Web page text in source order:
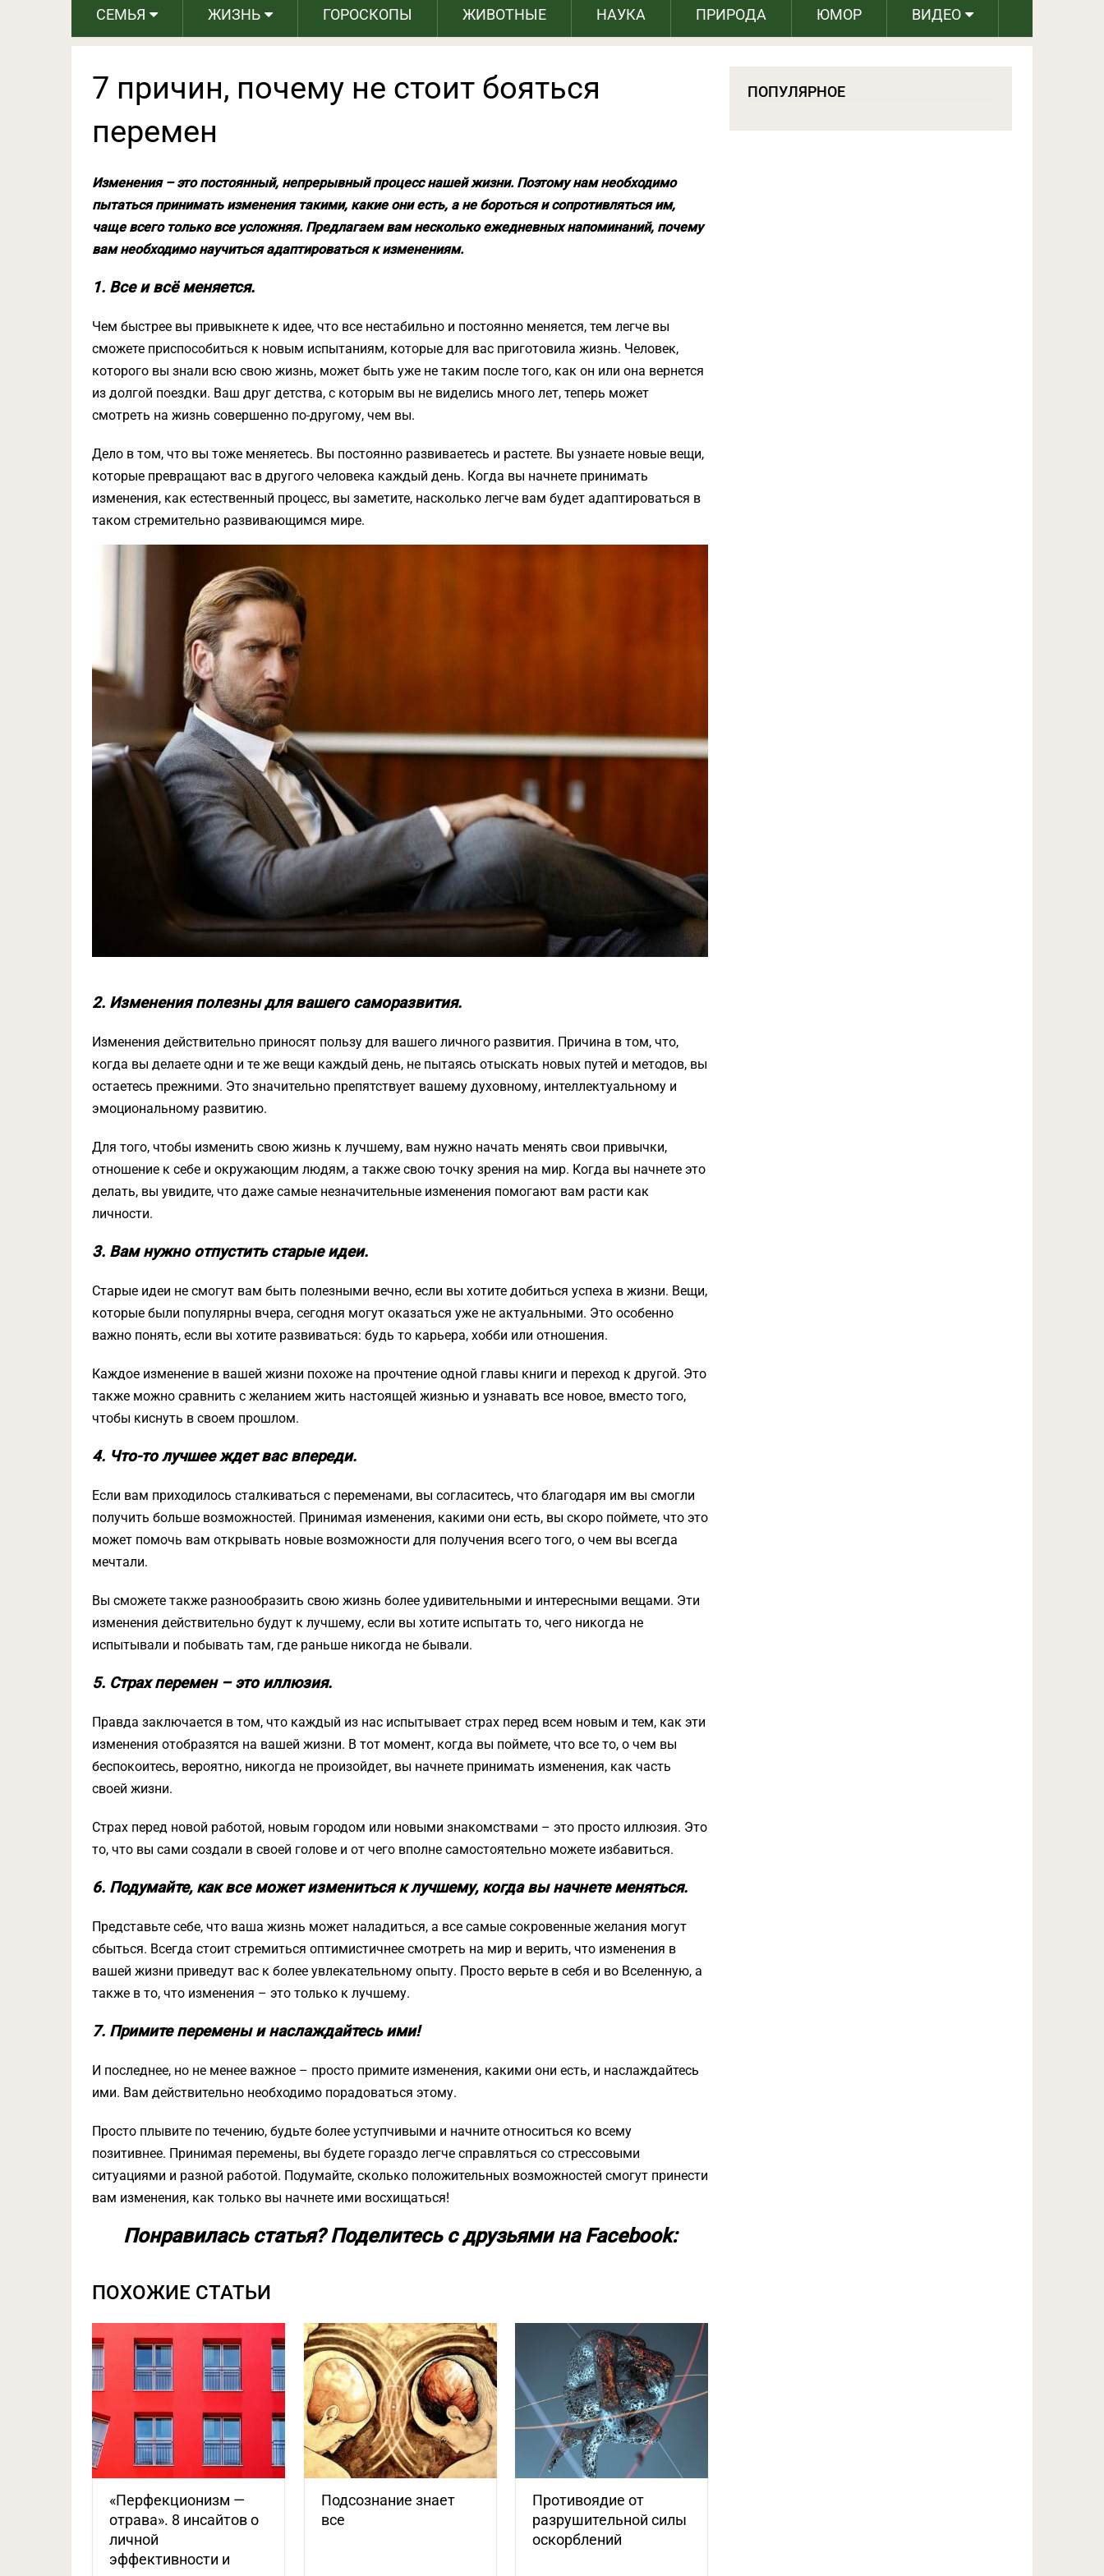
СЕМЬЯ ЖИЗНЬ ГОРОСКОПЫ ЖИВОТНЫЕ НАУКА ПРИРОДА ЮМОР ВИДЕО
7 причин, почему не стоит бояться
перемен
Изменения – это постоянный, непрерывный процесс нашей жизни. Поэтому нам необходимо
пытаться принимать изменения такими, какие они есть, а не бороться и сопротивляться им,
чаще всего только все усложняя. Предлагаем вам несколько ежедневных напоминаний, почему
вам необходимо научиться адаптироваться к изменениям.
1. Все и всё меняется.
Чем быстрее вы привыкнете к идее, что все нестабильно и постоянно меняется, тем легче вы
сможете приспособиться к новым испытаниям, которые для вас приготовила жизнь. Человек,
которого вы знали всю свою жизнь, может быть уже не таким после того, как он или она вернется
из долгой поездки. Ваш друг детства, с которым вы не виделись много лет, теперь может
смотреть на жизнь совершенно по-другому, чем вы.
Дело в том, что вы тоже меняетесь. Вы постоянно развиваетесь и растете. Вы узнаете новые вещи,
которые превращают вас в другого человека каждый день. Когда вы начнете принимать
изменения, как естественный процесс, вы заметите, насколько легче вам будет адаптироваться в
таком стремительно развивающимся мире.
2. Изменения полезны для вашего саморазвития.
Изменения действительно приносят пользу для вашего личного развития. Причина в том, что,
когда вы делаете одни и те же вещи каждый день, не пытаясь отыскать новых путей и методов, вы
остаетесь прежними. Это значительно препятствует вашему духовному, интеллектуальному и
эмоциональному развитию.
Для того, чтобы изменить свою жизнь к лучшему, вам нужно начать менять свои привычки,
отношение к себе и окружающим людям, а также свою точку зрения на мир. Когда вы начнете это
делать, вы увидите, что даже самые незначительные изменения помогают вам расти как
личности.
3. Вам нужно отпустить старые идеи.
Старые идеи не смогут вам быть полезными вечно, если вы хотите добиться успеха в жизни. Вещи,
которые были популярны вчера, сегодня могут оказаться уже не актуальными. Это особенно
важно понять, если вы хотите развиваться: будь то карьера, хобби или отношения.
Каждое изменение в вашей жизни похоже на прочтение одной главы книги и переход к другой. Это
также можно сравнить с желанием жить настоящей жизнью и узнавать все новое, вместо того,
чтобы киснуть в своем прошлом.
4. Что-то лучшее ждет вас впереди.
Если вам приходилось сталкиваться с переменами, вы согласитесь, что благодаря им вы смогли
получить больше возможностей. Принимая изменения, какими они есть, вы скоро поймете, что это
может помочь вам открывать новые возможности для получения всего того, о чем вы всегда
мечтали.
Вы сможете также разнообразить свою жизнь более удивительными и интересными вещами. Эти
изменения действительно будут к лучшему, если вы хотите испытать то, чего никогда не
испытывали и побывать там, где раньше никогда не бывали.
5. Страх перемен – это иллюзия.
Правда заключается в том, что каждый из нас испытывает страх перед всем новым и тем, как эти
изменения отобразятся на вашей жизни. В тот момент, когда вы поймете, что все то, о чем вы
беспокоитесь, вероятно, никогда не произойдет, вы начнете принимать изменения, как часть
своей жизни.
Страх перед новой работой, новым городом или новыми знакомствами – это просто иллюзия. Это
то, что вы сами создали в своей голове и от чего вполне самостоятельно можете избавиться.
6. Подумайте, как все может измениться к лучшему, когда вы начнете меняться.
Представьте себе, что ваша жизнь может наладиться, а все самые сокровенные желания могут
сбыться. Всегда стоит стремиться оптимистичнее смотреть на мир и верить, что изменения в
вашей жизни приведут вас к более увлекательному опыту. Просто верьте в себя и во Вселенную, а
также в то, что изменения – это только к лучшему.
7. Примите перемены и наслаждайтесь ими!
И последнее, но не менее важное – просто примите изменения, какими они есть, и наслаждайтесь
ими. Вам действительно необходимо порадоваться этому.
Просто плывите по течению, будьте более уступчивыми и начните относиться ко всему
позитивнее. Принимая перемены, вы будете гораздо легче справляться со стрессовыми
ситуациями и разной работой. Подумайте, сколько положительных возможностей смогут принести
вам изменения, как только вы начнете ими восхищаться!
Понравилась статья? Поделитесь с друзьями на Facebook:
ПОХОЖИЕ СТАТЬИ
«Перфекционизм —
отрава». 8 инсайтов о
личной
эффективности и
Подсознание знает
все
Противоядие от
разрушительной силы
оскорблений
ПОПУЛЯРНОЕ